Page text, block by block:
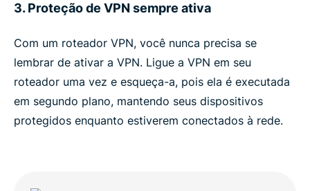
3. Proteção de VPN sempre ativa
Com um roteador VPN, você nunca precisa se
lembrar de ativar a VPN. Ligue a VPN em seu
roteador uma vez e esqueça-a, pois ela é executada
em segundo plano, mantendo seus dispositivos
protegidos enquanto estiverem conectados à rede.